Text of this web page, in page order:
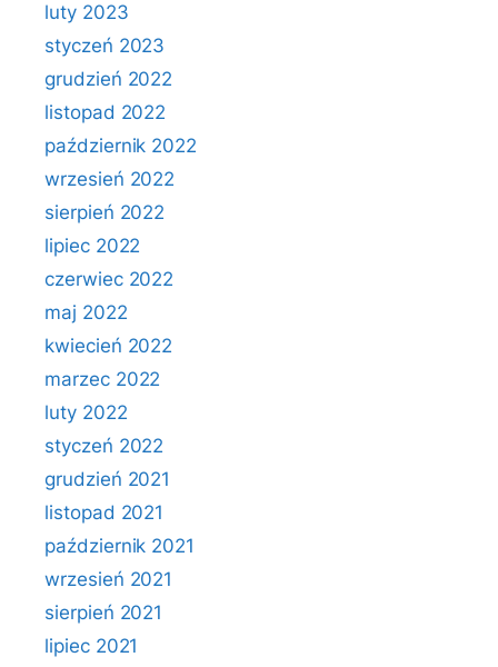
luty 2023
styczeń 2023
grudzień 2022
listopad 2022
październik 2022
wrzesień 2022
sierpień 2022
lipiec 2022
czerwiec 2022
maj 2022
kwiecień 2022
marzec 2022
luty 2022
styczeń 2022
grudzień 2021
listopad 2021
październik 2021
wrzesień 2021
sierpień 2021
lipiec 2021